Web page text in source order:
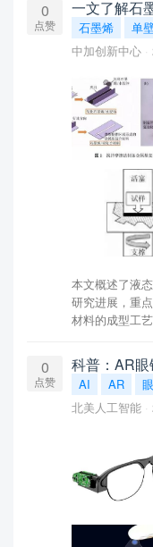
0
点赞
一文了解石
石墨烯 单
中加创新中心
本文概述了液
研究进展，重
材料的成型工艺
0
点赞
科普：AR
AI AR
北美人工智能